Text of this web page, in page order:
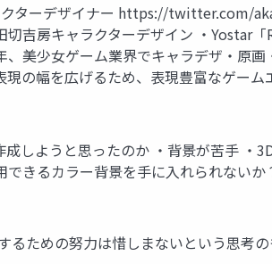
ターデザイナー https://twitter.com/
切吉房キャラクターデザイン ・Yostar
美少女ゲーム業界でキャラデザ・原
の幅を広げるため、表現豊富なゲー
しようと思ったのか ・背景が苦手
きるカラー背景を手に入れられない
ための努力は惜しまないという思考